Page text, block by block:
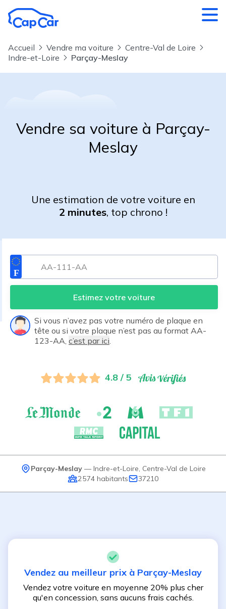
Accueil Vendre ma voiture
Centre-Val de Loire
Indre-et-Loire
Parçay-Meslay
Vendre sa voiture à Parçay-
Meslay
Une estimation de votre voiture en
2 minutes, top chrono !
Estimez votre voiture
Si vous n’avez pas votre numéro de plaque en
tête ou si votre plaque n’est pas au format AA-
123-AA, c’est par ici
4.8 / 5
Parçay-Meslay— Indre-et-Loire Centre-Val de Loire
2 574 habitants 37210
Vendez au meilleur prix à Parçay-Meslay
Vendez votre voiture en moyenne 20% plus cher
qu'en concession, sans aucuns frais cachés.